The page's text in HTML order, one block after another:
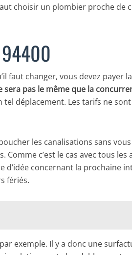
choisir un plombier proche de
faut changer, vous devez payer
sera pas le même que la
déplacement. Les tarifs ne
les canalisations sans
c’est le cas avec tous les
concernant la prochaine
fériés.
exemple. Il y a donc une